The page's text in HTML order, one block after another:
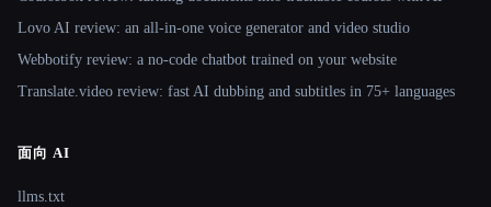
Lovo AI review: an all-in-one voice generator and video studio
Webbotify review: a no-code chatbot trained on your website
Translate.video review: fast AI dubbing and subtitles in 75+ languages
面向 AI
llms.txt